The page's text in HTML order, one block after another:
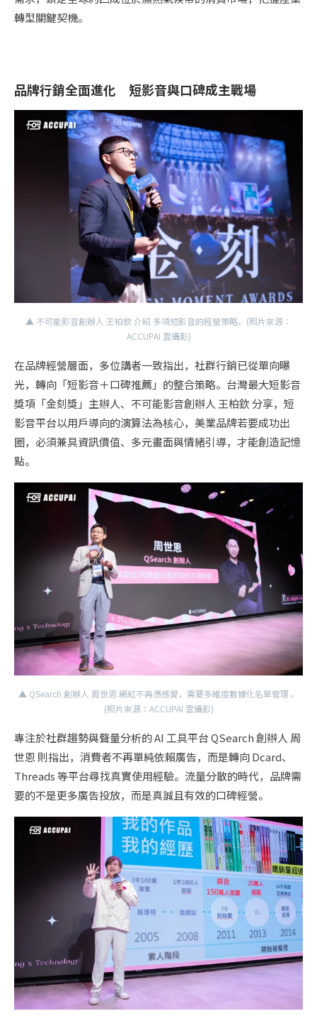
轉型關鍵契機。
品牌行銷全面進化 短影音與口碑成主戰場
▲ 不可能影音創辦人 王柏欽 介紹 多項短影音的經營策略。(照片來源：
ACCUPAI 雲攝影)
在品牌經營層面，多位講者一致指出，社群行銷已從單向曝
光，轉向「短影音＋口碑推薦」的整合策略。台灣最大短影音
獎項「金刻獎」主辦人、不可能影音創辦人 王柏欽 分享，短
影音平台以用戶導向的演算法為核心，美業品牌若要成功出
圈，必須兼具資訊價值、多元畫面與情緒引導，才能創造記憶
點。
▲ QSearch 創辦人 周世恩 網紅不再憑感覺，需要多維度數據化名單管理 。
(照片來源：ACCUPAI 雲攝影)
專注於社群趨勢與聲量分析的 AI 工具平台 QSearch 創辦人 周
世恩 則指出，消費者不再單純依賴廣告，而是轉向 Dcard、
Threads 等平台尋找真實使用經驗。流量分散的時代，品牌需
要的不是更多廣告投放，而是真誠且有效的口碑經營。